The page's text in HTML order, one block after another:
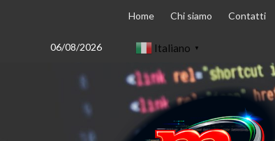
06/08/2026
Home Chi siamo Contatti
Italiano ▼